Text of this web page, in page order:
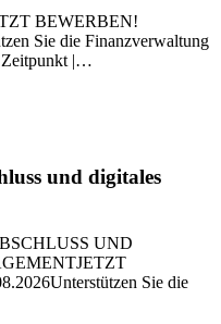
BEWERBEN!
Sie die Finanzverwaltung
Zeitpunkt |…
und digitales
UND
Sie die